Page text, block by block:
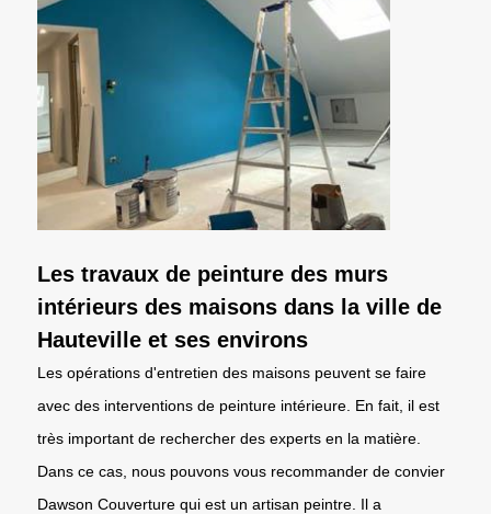
Les travaux de peinture des murs
intérieurs des maisons dans la ville de
Hauteville et ses environs
Les opérations d'entretien des maisons peuvent se faire
avec des interventions de peinture intérieure. En fait, il est
très important de rechercher des experts en la matière.
Dans ce cas, nous pouvons vous recommander de convier
Dawson Couverture qui est un artisan peintre. Il a